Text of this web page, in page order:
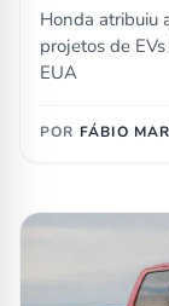
Honda atribuiu
projetos de
EUA
POR FÁBIO